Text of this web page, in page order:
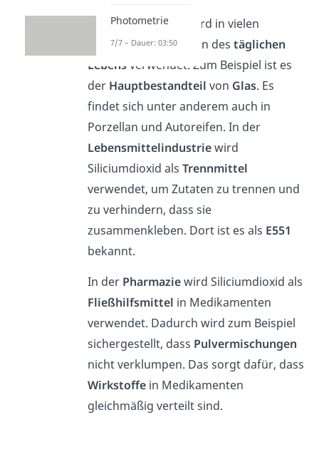
Die SubstanzSiO
wird in vielen
verschiedenen Dingen des täglichen
Lebensverwendet. Zum Beispiel ist es
der Hauptbestandteil von Glas. Es
findet sich unter anderem auch in
Porzellan und Autoreifen. In der
Lebensmittelindustriewird
Siliciumdioxid als Trennmittel
verwendet, um Zutaten zu trennen und
zu verhindern, dass sie
zusammenkleben. Dort ist es als E551
bekannt.
In der Pharmaziewird Siliciumdioxid als
Fließhilfsmittel in Medikamenten
verwendet. Dadurch wird zum Beispiel
sichergestellt, dass Pulvermischungen
nicht verklumpen. Das sorgt dafür, dass
Wirkstoffein Medikamenten
gleichmäßig verteilt sind.
Photometrie
7/7 – Dauer: 03:50